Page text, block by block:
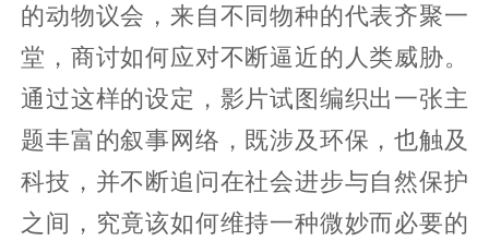
的动物议会，来自不同物种的代表齐聚一
堂，商讨如何应对不断逼近的人类威胁。
通过这样的设定，影片试图编织出一张主
题丰富的叙事网络，既涉及环保，也触及
科技，并不断追问在社会进步与自然保护
之间，究竟该如何维持一种微妙而必要的